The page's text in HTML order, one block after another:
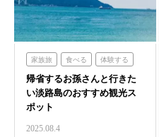
家族旅 食べる 体験する
ハローキティスマイル
ハローキティアップルハウス
ハローキティショーボックス
のじまスコーラ
帰省するお孫さんと行きた
い淡路島のおすすめ観光ス
ポット
2025.08.4